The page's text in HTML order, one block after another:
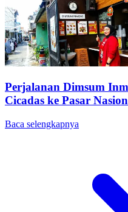
Perjalanan Dimsum
Cicadas ke Pasar
Baca selengkapnya